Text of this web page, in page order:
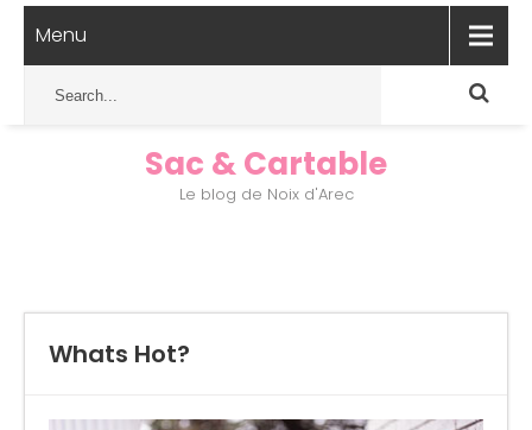
Menu
Sac & Cartable
Le blog de Noix d'Arec
Whats Hot?